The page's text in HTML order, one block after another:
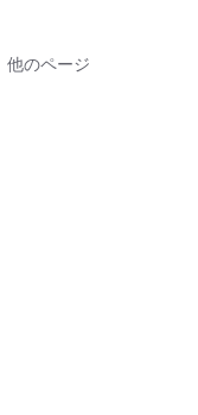
他のページ